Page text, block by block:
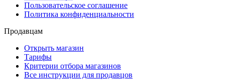
Пользовательское соглашение
Политика конфиденциальности
Продавцам
Открыть магазин
Тарифы
Критерии отбора магазинов
Все инструкции для продавцов